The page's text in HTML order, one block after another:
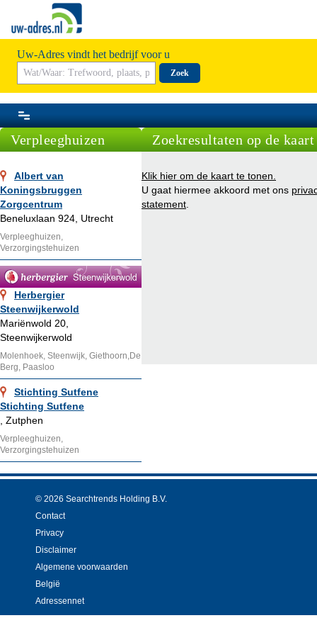
Uw-Adres vindt het bedrijf voor u
Zoek
Verpleeghuizen
Albert van
Koningsbruggen
Zorgcentrum
Beneluxlaan 924, Utrecht
Verpleeghuizen,
Verzorgingstehuizen
Herbergier
Steenwijkerwold
Mariënwold 20,
Steenwijkerwold
Molenhoek, Steenwijk, Giethoorn,De
Berg, Paasloo
Stichting Sutfene
Stichting Sutfene
, Zutphen
Verpleeghuizen,
Verzorgingstehuizen
Zoekresultaten op de kaart
Klik hier om de kaart te tonen.
U gaat hiermee akkoord met ons
statement
© 2026 Searchtrends Holding B.V.
Contact
Privacy
Disclaimer
Algemene voorwaarden
België
Adressennet